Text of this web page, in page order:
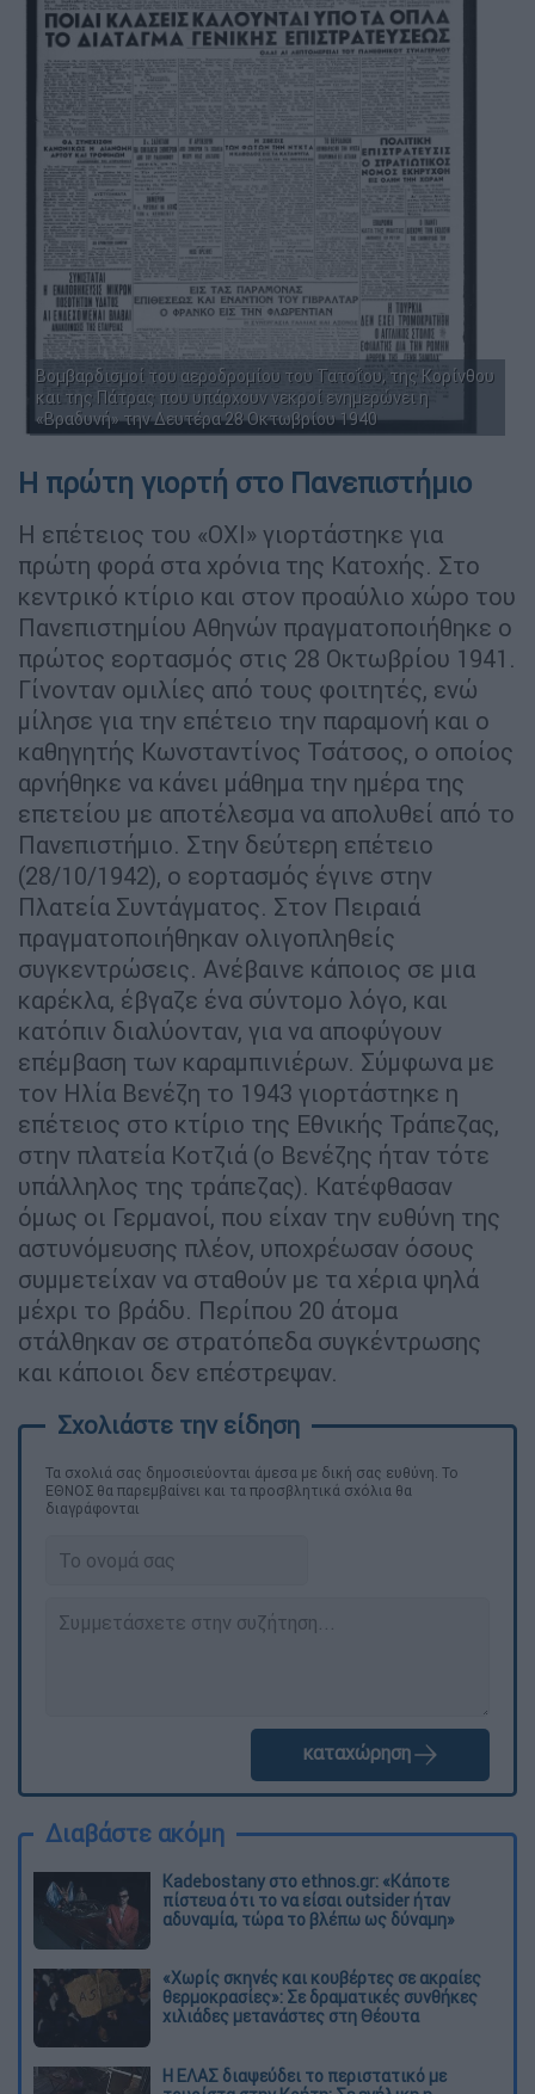
Βομβαρδισμοί του αεροδρομίου του Τατοΐου, της Κορίνθου
και της Πάτρας που υπάρχουν νεκροί ενημερώνει η
«Βραδυνή» την Δευτέρα 28 Οκτωβρίου 1940
Η πρώτη γιορτή στο Πανεπιστήμιο
Η επέτειος του «ΟΧΙ» γιορτάστηκε για
πρώτη φορά στα χρόνια της Κατοχής. Στο
κεντρικό κτίριο και στον προαύλιο χώρο του
Πανεπιστημίου Αθηνών πραγματοποιήθηκε ο
πρώτος εορτασμός στις 28 Οκτωβρίου 1941.
Γίνονταν ομιλίες από τους φοιτητές, ενώ
μίλησε για την επέτειο την παραμονή και ο
καθηγητής Κωνσταντίνος Τσάτσος, ο οποίος
αρνήθηκε να κάνει μάθημα την ημέρα της
επετείου με αποτέλεσμα να απολυθεί από το
Πανεπιστήμιο. Στην δεύτερη επέτειο
(28/10/1942), ο εορτασμός έγινε στην
Πλατεία Συντάγματος. Στον Πειραιά
πραγματοποιήθηκαν ολιγοπληθείς
συγκεντρώσεις. Ανέβαινε κάποιος σε μια
καρέκλα, έβγαζε ένα σύντομο λόγο, και
κατόπιν διαλύονταν, για να αποφύγουν
επέμβαση των καραμπινιέρων. Σύμφωνα με
τον Ηλία Βενέζη το 1943 γιορτάστηκε η
επέτειος στο κτίριο της Εθνικής Τράπεζας,
στην πλατεία Κοτζιά (ο Βενέζης ήταν τότε
υπάλληλος της τράπεζας). Κατέφθασαν
όμως οι Γερμανοί, που είχαν την ευθύνη της
αστυνόμευσης πλέον, υποχρέωσαν όσους
συμμετείχαν να σταθούν με τα χέρια ψηλά
μέχρι το βράδυ. Περίπου 20 άτομα
στάλθηκαν σε στρατόπεδα συγκέντρωσης
και κάποιοι δεν επέστρεψαν.
Τα σχολιά σας δημοσιεύονται άμεσα με δική σας ευθύνη. Το
ΕΘΝΟΣ θα παρεμβαίνει και τα προσβλητικά σχόλια θα
διαγράφονται
καταχώρηση
Διαβάστε ακόμη
Kadebostany στο ethnos.gr: «Κάποτε
πίστευα ότι το να είσαι outsider ήταν
αδυναμία, τώρα το βλέπω ως δύναμη»
«Χωρίς σκηνές και κουβέρτες σε ακραίες
θερμοκρασίες»: Σε δραματικές συνθήκες
χιλιάδες μετανάστες στη Θέουτα
Η ΕΛΑΣ διαψεύδει το περιστατικό με